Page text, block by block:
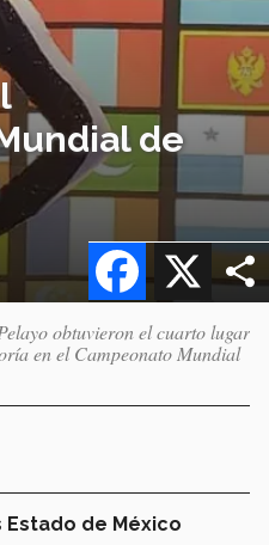
de
X
Facebook
obtuvieron el cuarto lugar
en el Campeonato Mundial
Estado de México